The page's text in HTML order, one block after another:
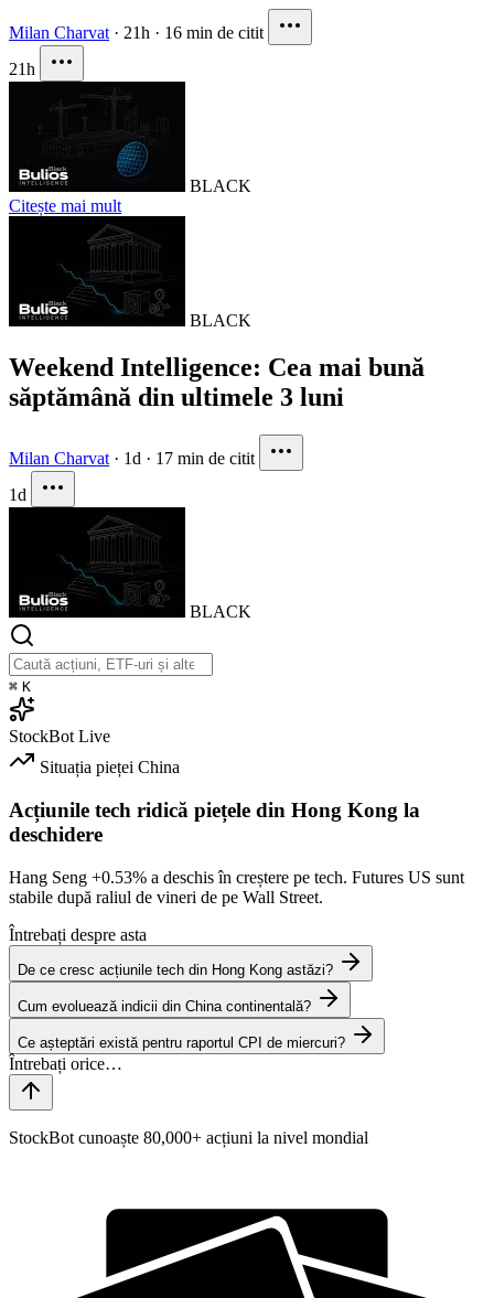
Milan Charvat · 21h · 16 min de citit
21h
BLACK
Citește mai mult
BLACK
Weekend Intelligence: Cea mai bună
săptămână din ultimele 3 luni
Milan Charvat · 1d · 17 min de citit
1d
BLACK
⌘ K
StockBot Live
Situația pieței China
Acțiunile tech ridică piețele din Hong Kong la
deschidere
Hang Seng +0.53% a deschis în creștere pe tech. Futures US sunt
stabile după raliul de vineri de pe Wall Street.
Întrebați despre asta
De ce cresc acțiunile tech din Hong Kong astăzi?
Cum evoluează indicii din China continentală?
Ce așteptări există pentru raportul CPI de miercuri?
StockBot cunoaște 80,000+ acțiuni la nivel mondial